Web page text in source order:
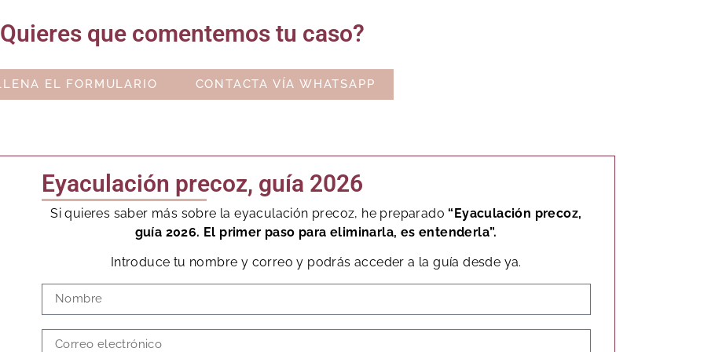
que comentemos tu caso?
EL FORMULARIO CONTACTA VÍA WHATSAPP
Eyaculación precoz, guía 2026
Si quieres saber más sobre la eyaculación precoz, he preparado“Eyaculación precoz,
guía 2026. El primer paso para eliminarla, es entenderla”.
Introduce tu nombre y correo y podrás acceder a la guía desde ya.